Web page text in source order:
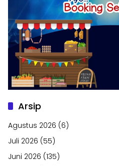
Arsip
Agustus 2026 (6)
Juli 2026 (55)
Juni 2026 (135)